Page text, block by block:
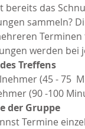
bereits das
sammeln?
werden bei
Treffens
(45 - 75
(90 -100
der Gruppe
Termine